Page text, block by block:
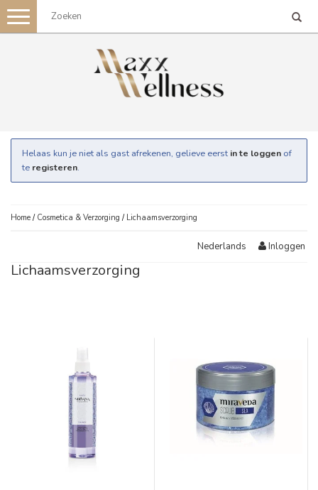
Toggle
navigation
Helaas kun je niet als gast afrekenen, gelieve eerst in te loggen of
te registeren.
Home / Cosmetica & Verzorging / Lichaamsverzorging
Nederlands Inloggen
Lichaamsverzorging